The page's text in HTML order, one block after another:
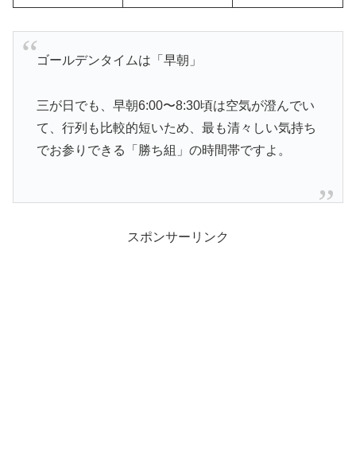
ゴールデンタイムは「早朝」
三が日でも、早朝6:00〜8:30頃は空気が澄んでい
て、行列も比較的短いため、最も清々しい気持ち
でお参りできる「勝ち組」の時間帯ですよ。
スポンサーリンク